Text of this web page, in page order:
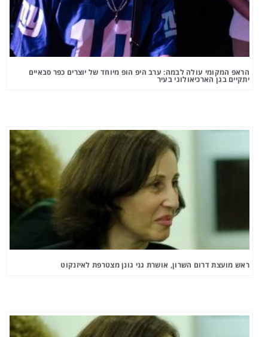
הראפ המקומי עולה לבמה: ערב היפ הופ מיוחד של יוצרים כפר סבאיים
יתקיים בגן הארכיאולוגי בעיר
ראש מועצת דרום השרון, אושרת גני גונן מצטרפת לאיזנקוט